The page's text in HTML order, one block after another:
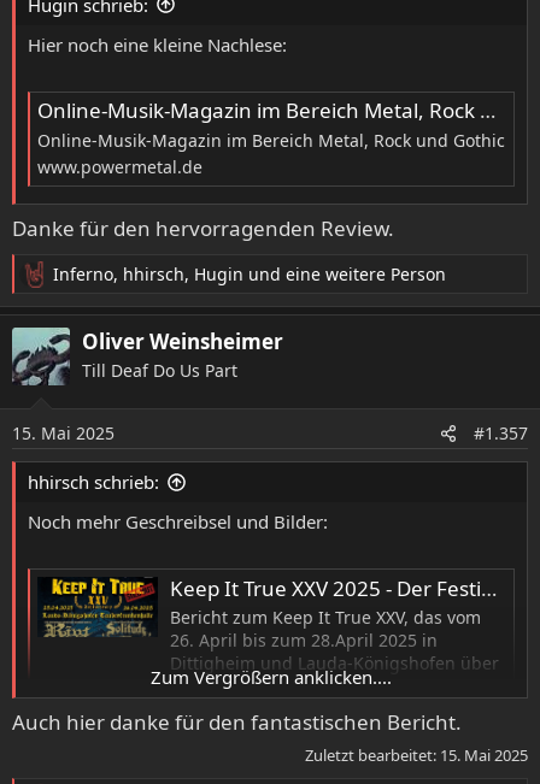
Hier noch eine kleine Nachlese:
Online-Musik-Magazin im Bereich Metal, Rock und Gothic
Online-Musik-Magazin im Bereich Metal, Rock und Gothic
www.powermetal.de
Danke für den hervorragenden Review.
R
e
a
k
t
n
e
n
Inferno, hhirsch, Hugin und eine weitere Person
Oliver Weinsheimer
Till Deaf Do Us Part
15. Mai 2025 #1.357
hhirsch schrieb:
Noch mehr Geschreibsel und Bilder:
Keep It True XXV 2025 - Der Festivalbericht • metal.de
Bericht zum Keep It True XXV, das vom
26. April bis zum 28.April 2025 in
Dittigheim und Lauda-Königshofen über
die Bühne ging.
www.metal.de
Zum Vergrößern anklicken....
Auch hier danke für den fantastischen Bericht.
Zuletzt bearbeitet: 15. Mai 2025